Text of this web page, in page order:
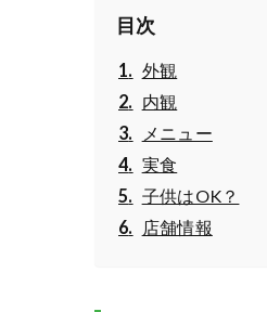
目次
外観
内観
メニュー
実食
子供はOK？
店舗情報